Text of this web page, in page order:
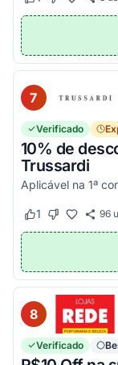
7
Verificado
10% de
Trussardi
Aplicável na 1ª
Este cupom
1 Este cupom96
8
Verificado